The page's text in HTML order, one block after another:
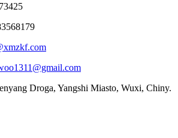
Droga, Yangshi Miasto, Wuxi, Chiny.